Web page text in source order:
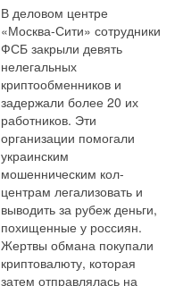
В деловом центре
«Москва-Сити» сотрудники
ФСБ закрыли девять
нелегальных
криптообменников и
задержали более 20 их
работников. Эти
организации помогали
украинским
мошенническим кол-
центрам легализовать и
выводить за рубеж деньги,
похищенные у россиян.
Жертвы обмана покупали
криптовалюту, которая
затем отправлялась на